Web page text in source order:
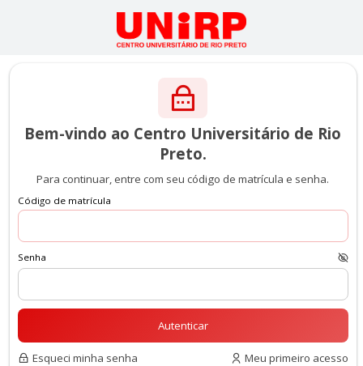
Bem-vindo ao Centro Universitário de Rio
Preto.
Para continuar, entre com seu código de matrícula e senha.
Código de matrícula
Senha
Esqueci minha senha Meu primeiro acesso